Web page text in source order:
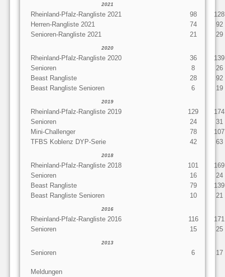
2021
Rheinland-Pfalz-Rangliste 2021 98
128
Herren-Rangliste 2021
74
92
Senioren-Rangliste 2021
21 29
2020
Rheinland-Pfalz-Rangliste 2020 36
139
Senioren
8
26
Beast Rangliste
28
92
Beast Rangliste Senioren
6 19
2019
Rheinland-Pfalz-Rangliste 2019 129
174
Senioren
24
31
Mini-Challenger
78
107
TFBS Koblenz DYP-Serie
42 63
2018
Rheinland-Pfalz-Rangliste 2018 101
169
Senioren
16
24
Beast Rangliste
79
139
Beast Rangliste Senioren
10 21
2016
Rheinland-Pfalz-Rangliste 2016 116
171
Senioren
15 25
2013
Senioren 6 17
Meldungen